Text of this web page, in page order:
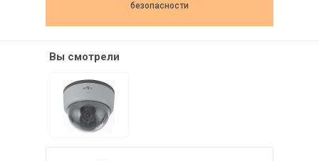
безопасности
Вы смотрели